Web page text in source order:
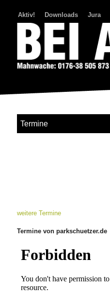
Aktiv! Downloads Jura
Termine
weitere Termine
Termine von parkschuetzer.de